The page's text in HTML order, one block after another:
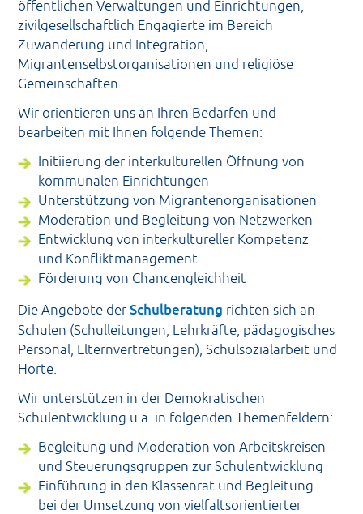
öffentlichen Verwaltungen und Einrichtungen,
zivilgesellschaftlich Engagierte im Bereich
Zuwanderung und Integration,
Migrantenselbstorganisationen und religiöse
Gemeinschaften.
Wir orientieren uns an Ihren Bedarfen und
bearbeiten mit Ihnen folgende Themen:
Initiierung der interkulturellen Öffnung von
kommunalen Einrichtungen
Unterstützung von Migrantenorganisationen
Moderation und Begleitung von Netzwerken
Entwicklung von interkultureller Kompetenz
und Konfliktmanagement
Förderung von Chancengleichheit
Die Angebote derSchulberatung richten sich an
Schulen (Schulleitungen, Lehrkräfte, pädagogisches
Personal, Elternvertretungen), Schulsozialarbeit und
Horte.
Wir unterstützen in der Demokratischen
Schulentwicklung u.a. in folgenden Themenfeldern:
Begleitung und Moderation von Arbeitskreisen
und Steuerungsgruppen zur Schulentwicklung
Einführung in den Klassenrat und Begleitung
bei der Umsetzung von vielfaltsorientierter